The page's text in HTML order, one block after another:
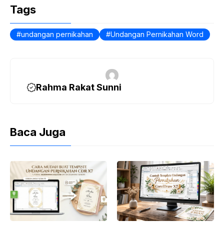
Tags
undangan pernikahan Undangan Pernikahan Word
Rahma Rakat Sunni
Baca Juga